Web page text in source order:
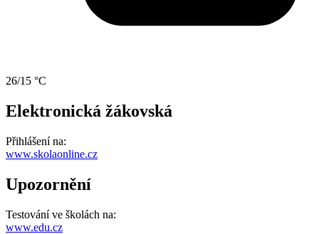
26/15 °C
Elektronická žákovská
Přihlášení na:
www.skolaonline.cz
Upozornění
Testování ve školách na:
www.edu.cz